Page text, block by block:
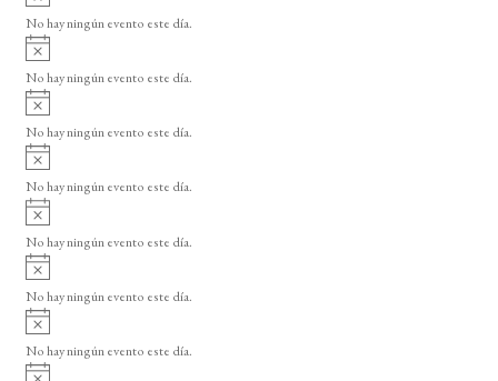
o
v
i
o
No hay ningún evento este día.
A
v
i
o
No hay ningún evento este día.
A
v
i
o
No hay ningún evento este día.
A
v
i
o
No hay ningún evento este día.
A
v
i
o
No hay ningún evento este día.
A
v
i
o
No hay ningún evento este día.
A
v
i
No hay ningún evento este día.
A